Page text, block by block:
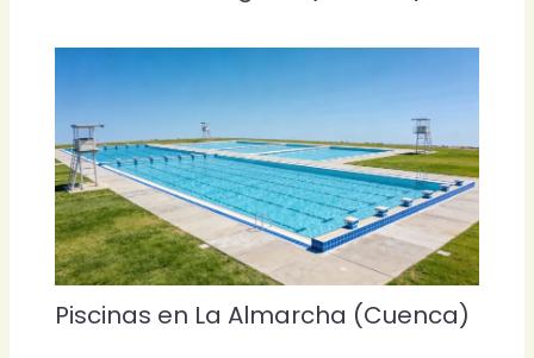
Piscinas en La Almarcha (Cuenca)